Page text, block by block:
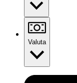
Valuta